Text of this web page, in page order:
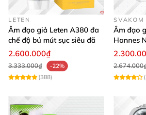
LETEN
Âm đạo giả Leten A380 đa
chế độ bú mút sục siêu đã
2.600.000₫
3.333.000₫
-22%
(388)
SVAKOM
Âm đạo
Hannes
điều
thích